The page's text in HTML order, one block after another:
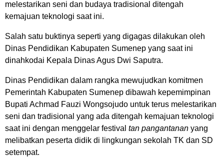
melestarikan seni dan budaya tradisional ditengah
kemajuan teknologi saat ini.
Salah satu buktinya seperti yang digagas dilakukan oleh
Dinas Pendidikan Kabupaten Sumenep yang saat ini
dinahkodai Kepala Dinas Agus Dwi Saputra.
Dinas Pendidikan dalam rangka mewujudkan komitmen
Pemerintah Kabupaten Sumenep dibawah kepemimpinan
Bupati Achmad Fauzi Wongsojudo untuk terus melestarikan
seni dan tradisional yang ada ditengah kemajuan teknologi
saat ini dengan menggelar festival tan pangantanan yang
melibatkan peserta didik di lingkungan sekolah TK dan SD
setempat.